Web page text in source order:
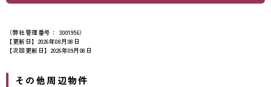
（弊社管理番号： 3001956）
【更新日】2026年08月08日
【次回更新日】2026年09月08日
その他周辺物件